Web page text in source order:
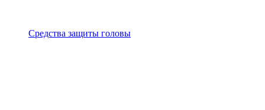
Средства защиты головы